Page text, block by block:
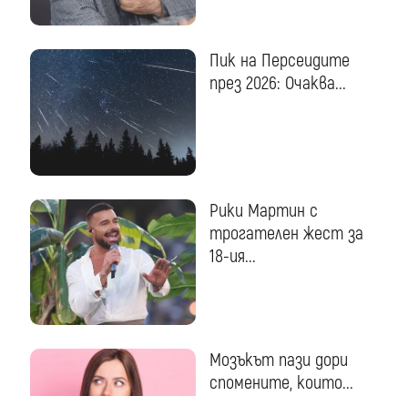
Пик на Персеидите
през 2026: Очаква...
Рики Мартин с
трогателен жест за
18-ия...
Мозъкът пази дори
спомените, които...